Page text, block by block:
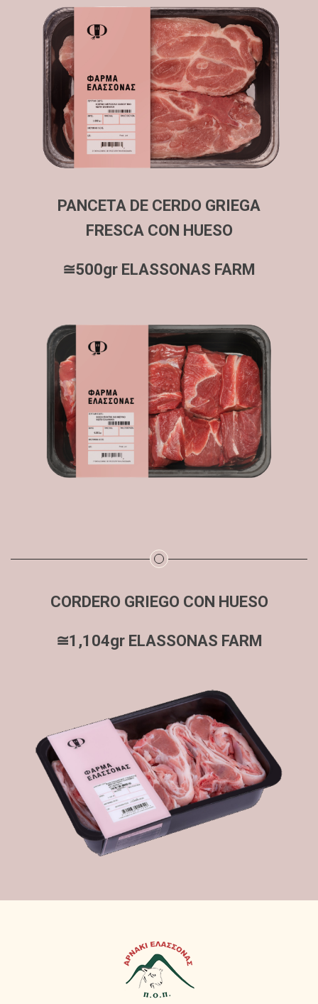
PANCETA DE CERDO GRIEGA
FRESCA CON HUESO
≅500gr ELASSONAS FARM
CORDERO GRIEGO CON HUESO
≅1,104gr ELASSONAS FARM